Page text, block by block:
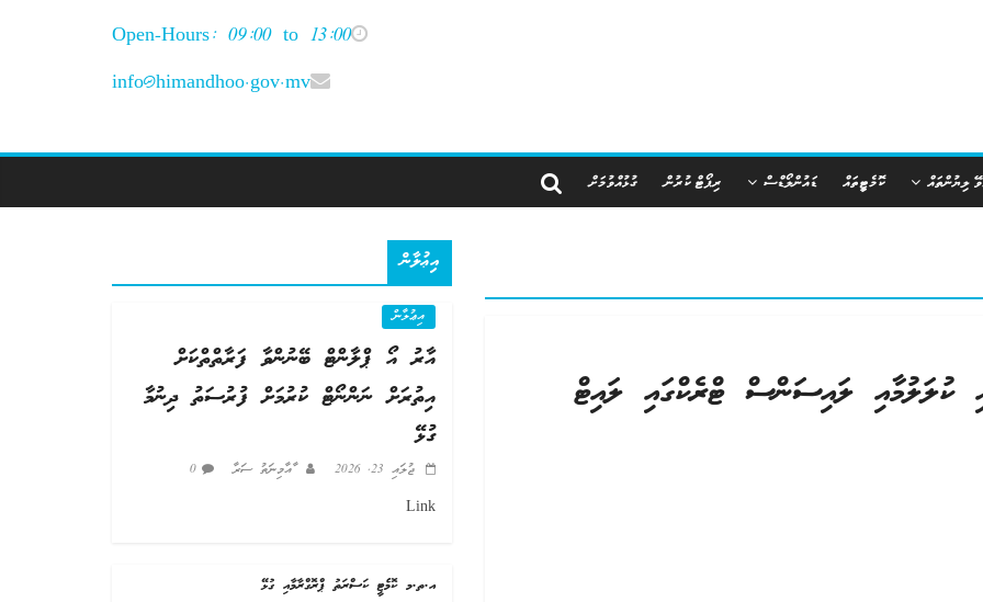
Open-Hours: 09:00 to 13:00
info@himandhoo.gov.mv
ލިޔުންތައް ކޮމެޓީތައް ޑައުންލޯޑްސް ރިޕޯޓް ކުރުން ގުޅުއްވުމަށް
ކުލަލުމާއި ލައިސަންސް ޓްރެކްގައި ލައިޓް
އިޢުލާން
އިޢުލާން
އާރު އޯ ޕްލާންޓް ބޭނުންވާ ފަރާތްތްކަށް
އިތުރަށް ނަންނޯޓް ކުރުމަށް ފުރުސަތު ދިނުމާ
ގުޅޭ
ޖުލައި 23, 2026 ާއާމިނަތު ސަރާ 0
Link
އ.ތ.މ ކޮމެޓީ ކަސްރަތު ޕްރޮގްރާމާއި ގުޅޭ